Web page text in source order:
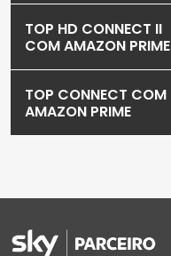
TOP HD CONNECT II
COM AMAZON PRIME
TOP CONNECT COM
AMAZON PRIME